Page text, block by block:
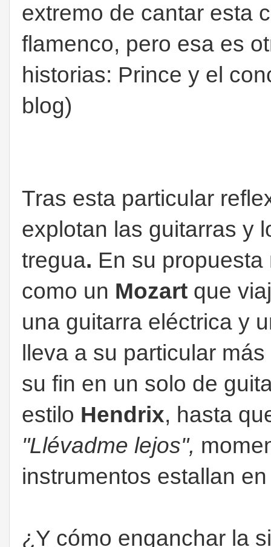
extremo de cantar esta
flamenco, pero esa es
historias: Prince y el
blog)
Tras esta particular
explotan las guitarras y
tregua. En su
como un Mozart que
una guitarra eléctrica y
lleva a su particular
su fin en un solo de
estilo Hendrix, hasta
"Llévadme lejos",
instrumentos estallan
¿Y cómo enganchar la